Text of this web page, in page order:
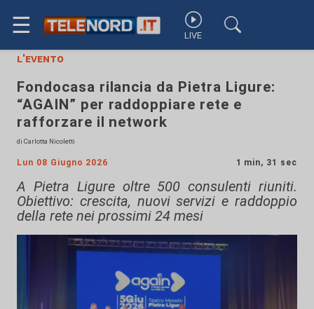
☰ LIVE
l'evento
Fondocasa rilancia da Pietra Ligure:
“AGAIN” per raddoppiare rete e
rafforzare il network
di Carlotta Nicoletti
Lun 08 Giugno 2026 1 min, 31 sec
A Pietra Ligure oltre 500 consulenti riuniti.
Obiettivo: crescita, nuovi servizi e raddoppio
della rete nei prossimi 24 mesi